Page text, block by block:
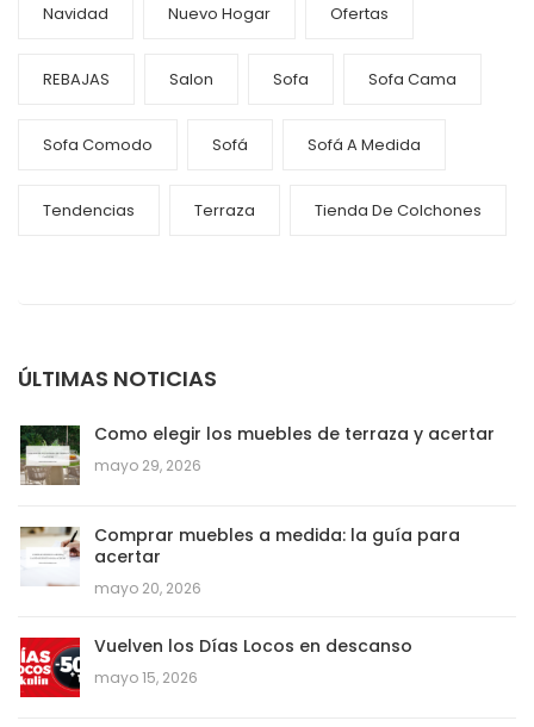
Navidad Nuevo Hogar Ofertas
REBAJAS Salon Sofa Sofa Cama
Sofa Comodo Sofá Sofá A Medida
Tendencias Terraza Tienda De Colchones
ÚLTIMAS NOTICIAS
Como elegir los muebles de terraza y acertar
mayo 29, 2026
Comprar muebles a medida: la guía para
acertar
mayo 20, 2026
Vuelven los Días Locos en descanso
mayo 15, 2026